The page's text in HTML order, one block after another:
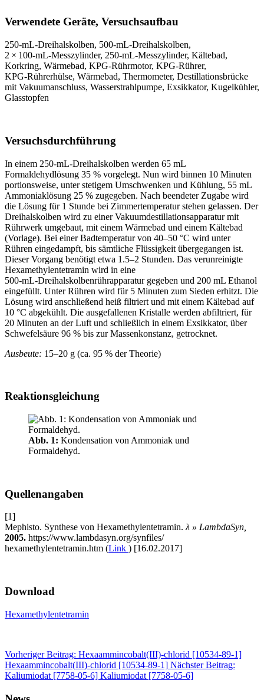
Verwendete Geräte, Versuchsaufbau
250‑mL‑Dreihalskolben, 500‑mL‑Dreihalskolben,
2 × 100‑mL‑Messzylinder, 250‑mL‑Messzylinder, Kältebad,
Korkring, Wärmebad, KPG‑Rührmotor, KPG‑Rührer,
KPG‑Rührerhülse, Wärmebad, Thermometer, Destillationsbrücke
mit Vakuumanschluss, Wasserstrahlpumpe, Exsikkator, Kugelkühler,
Glasstopfen
Versuchsdurchführung
In einem 250‑mL‑Dreihalskolben werden 65 mL
Formaldehydlösung 35 % vorgelegt. Nun wird binnen 10 Minuten
portionsweise, unter stetigem Umschwenken und Kühlung, 55 mL
Ammoniaklösung 25 % zugegeben. Nach beendeter Zugabe wird
die Lösung für 1 Stunde bei Zimmertemperatur stehen gelassen. Der
Dreihalskolben wird zu einer Vakuumdestillationsapparatur mit
Rührwerk umgebaut, mit einem Wärmebad und einem Kältebad
(Vorlage). Bei einer Badtemperatur von 40–50 °C wird unter
Rühren eingedampft, bis sämtliche Flüssigkeit übergegangen ist.
Dieser Vorgang benötigt etwa 1.5–2 Stunden. Das verunreinigte
Hexamethylentetramin wird in eine
500‑mL‑Dreihalskolbenrührapparatur gegeben und 200 mL Ethanol
eingefüllt. Unter Rühren wird für 5 Minuten zum Sieden erhitzt. Die
Lösung wird anschließend heiß filtriert und mit einem Kältebad auf
10 °C abgekühlt. Die ausgefallenen Kristalle werden abfiltriert, für
20 Minuten an der Luft und schließlich in einem Exsikkator, über
Schwefelsäure 96 % bis zur Massenkonstanz, getrocknet.
Ausbeute: 15–20 g (ca. 95 % der Theorie)
Reaktionsgleichung
Abb. 1: Kondensation von Ammoniak und
Formaldehyd.
Quellenangaben
[1]
Mephisto. Synthese von Hexamethylentetramin.λ » LambdaSyn,
2005. https://www.lambdasyn.org/synfiles/
hexamethylentetramin.htm (Link ) [16.02.2017]
Download
Hexamethylentetramin
Vorheriger Beitrag: Hexaammincobalt(III)-chlorid [10534-89-1]
Hexaammincobalt(III)-chlorid [10534-89-1] Nächster Beitrag:
Kaliumiodat [7758-05-6] Kaliumiodat [7758-05-6]